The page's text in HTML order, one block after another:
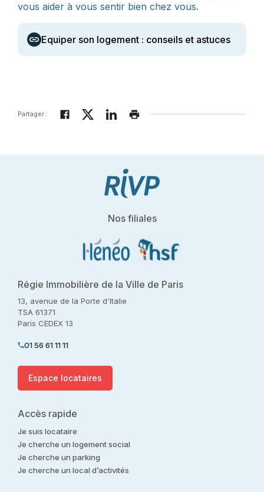
vous aider à vous sentir bien chez vous.
Equiper son logement : conseils et astuces
Partager :
Nos filiales
Régie Immobilière de la Ville de Paris
13, avenue de la Porte d'Italie
TSA 61371
Paris CEDEX 13
01 56 61 11 11
Espace locataires
Accès rapide
Je suis locataire
Je cherche un logement social
Je cherche un parking
Je cherche un local d’activités